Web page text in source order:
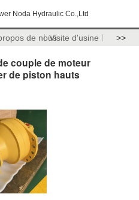
Noda Hydraulic Co.,Ltd
de nousVisite d'usine >>
couple de moteur
de piston hauts